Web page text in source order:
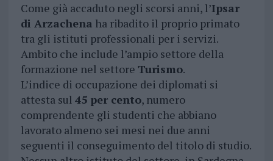
Come già accaduto negli scorsi anni, l’Ipsar
di Arzachena ha ribadito il proprio primato
tra gli istituti professionali per i servizi.
Ambito che include l’ampio settore della
formazione nel settore Turismo.
L’indice di occupazione dei diplomati si
attesta sul 45 per cento, numero
comprendente gli studenti che abbiano
lavorato almeno sei mesi nei due anni
seguenti il conseguimento del titolo di studio.